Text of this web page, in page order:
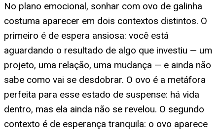
No plano emocional, sonhar com ovo de galinha
costuma aparecer em dois contextos distintos. O
primeiro é de espera ansiosa: você está
aguardando o resultado de algo que investiu — um
projeto, uma relação, uma mudança — e ainda não
sabe como vai se desdobrar. O ovo é a metáfora
perfeita para esse estado de suspense: há vida
dentro, mas ela ainda não se revelou. O segundo
contexto é de esperança tranquila: o ovo aparece